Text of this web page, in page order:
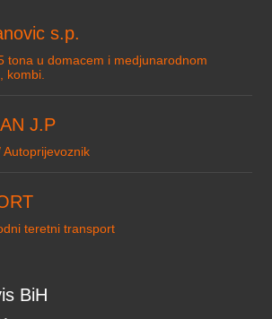
s.p.
tona u domacem i medjunarodnom
kombi.
J.P
teretni transport
BiH